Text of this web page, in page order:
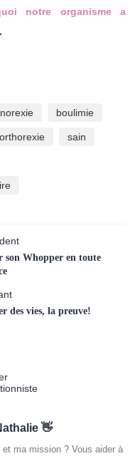
notre organisme a
.
boulimie
orthorexie sain
Whopper en toute
des vies, la preuve!
👋
ma mission ? Vous aider à